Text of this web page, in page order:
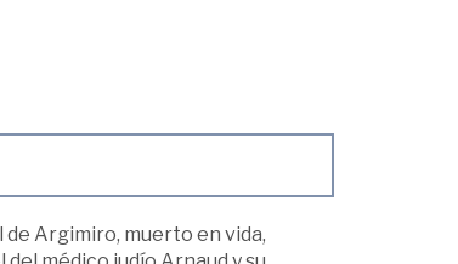
de Argimiro, muerto en vida,